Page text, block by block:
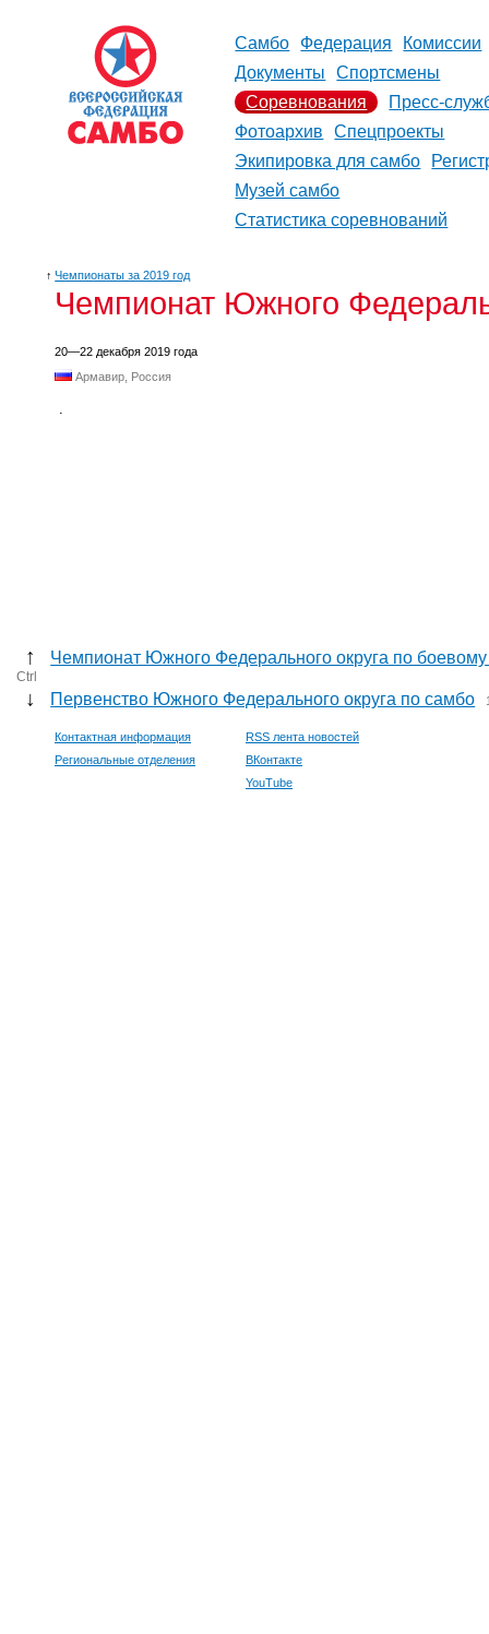
Самбо Федерация
Комиссии
Документы
Спортсмены
Соревнования
Пресс-
Фотоархив
Спецпроекты
Экипировка для самбо
Музей самбо
Статистика соревнований
↑ Чемпионаты за 2019 год
Чемпионат Южного
20—22 декабря 2019 года
Армавир, Россия
.
↑ Чемпионат Южного Федерального округа по
Ctrl
↓ Первенство Южного Федерального округа по самбо
Контактная информация
Региональные отделения
RSS лента новостей
ВКонтакте
YouTube